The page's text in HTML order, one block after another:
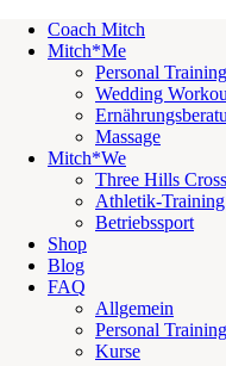
Coach Mitch
Mitch*Me
Personal Training
Wedding
Massage
Mitch*We
Three Hills
Athletik-
Betriebssport
Shop
Blog
FAQ
Allgemein
Personal Training
Kurse